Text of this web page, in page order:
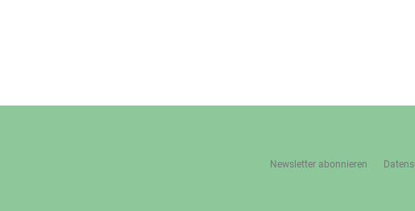
Newsletter abonnieren